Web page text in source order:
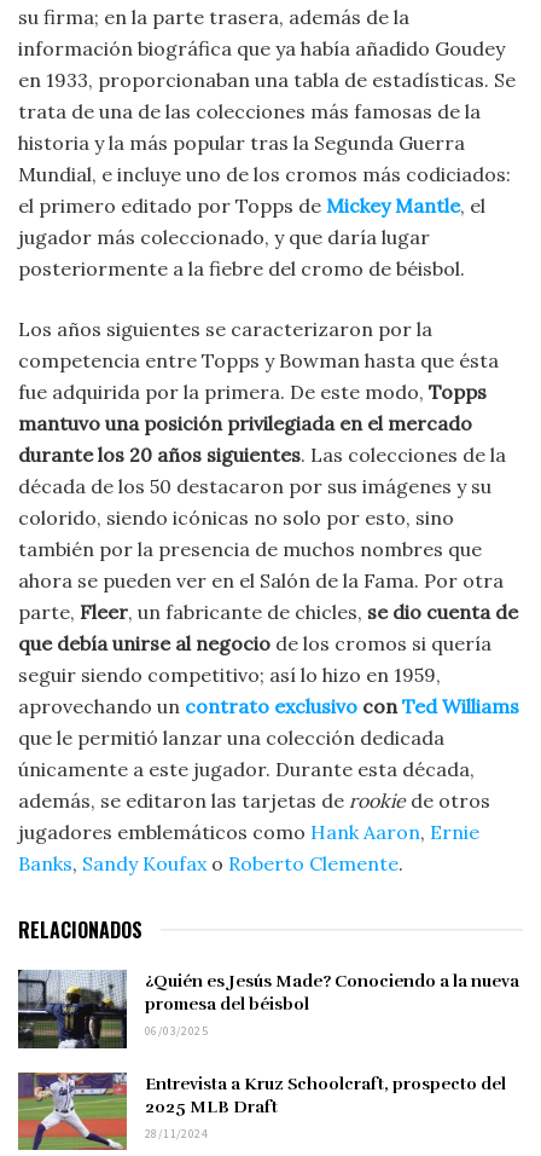
su firma; en la parte trasera, además de la
información biográfica que ya había añadido Goudey
en 1933, proporcionaban una tabla de estadísticas. Se
trata de una de las colecciones más famosas de la
historia y la más popular tras la Segunda Guerra
Mundial, e incluye uno de los cromos más codiciados:
el primero editado por Topps de Mickey Mantle, el
jugador más coleccionado, y que daría lugar
posteriormente a la fiebre del cromo de béisbol.
Los años siguientes se caracterizaron por la
competencia entre Topps y Bowman hasta que ésta
fue adquirida por la primera. De este modo, Topps
mantuvo una posición privilegiada en el mercado
durante los 20 años siguientes. Las colecciones de la
década de los 50 destacaron por sus imágenes y su
colorido, siendo icónicas no solo por esto, sino
también por la presencia de muchos nombres que
ahora se pueden ver en el Salón de la Fama. Por otra
parte, Fleer, un fabricante de chicles, se dio cuenta de
que debía unirse al negocio de los cromos si quería
seguir siendo competitivo; así lo hizo en 1959,
aprovechando un contrato exclusivo conTed Williams
que le permitió lanzar una colección dedicada
únicamente a este jugador. Durante esta década,
además, se editaron las tarjetas de rookiede otros
jugadores emblemáticos como Hank Aaron, Ernie
Banks, Sandy Koufaxo Roberto Clemente.
RELACIONADOS
¿Quién es Jesús Made? Conociendo a la nueva
promesa del béisbol
06/03/2025
Entrevista a Kruz Schoolcraft, prospecto del
2025 MLB Draft
28/11/2024